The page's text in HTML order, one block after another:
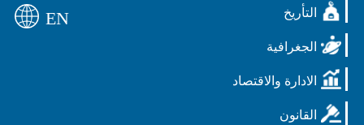
التأريخ
الجغرافية
الادارة والاقتصاد
القانون
EN